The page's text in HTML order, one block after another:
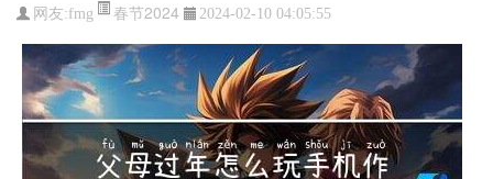
网友:fmg 春节2024 2024-02-10 04:05:55